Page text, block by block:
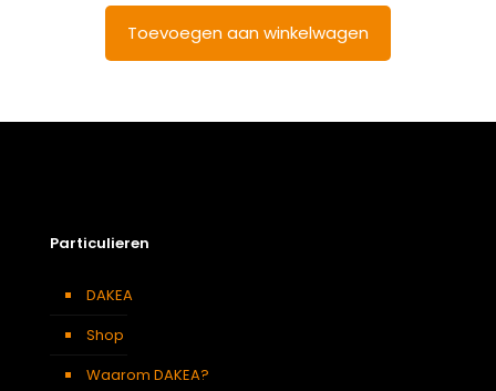
Toevoegen aan winkelwagen
Particulieren
DAKEA
Shop
Waarom DAKEA?